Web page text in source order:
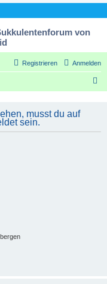
von
Anmelden
Registrieren
musst du auf
sein.